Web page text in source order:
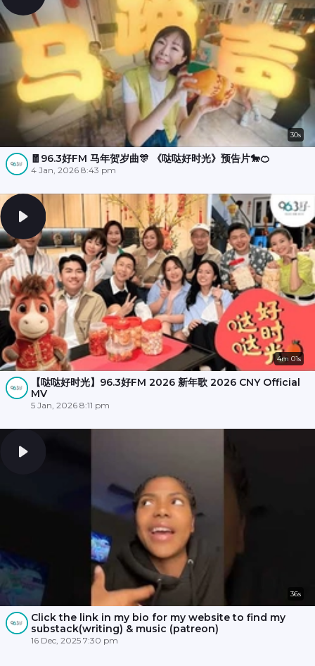
30s
🧧96.3好FM 马年贺岁曲🎊 《哒哒好时光》预告片🐎🍊
4 Jan, 2026 8:43 pm
4m 01s
【哒哒好时光】96.3好FM 2026 新年歌 2026 CNY Official
MV
5 Jan, 2026 8:11 pm
36s
Click the link in my bio for my website to find my
substack(writing) & music (patreon)
16 Dec, 2025 7:30 pm